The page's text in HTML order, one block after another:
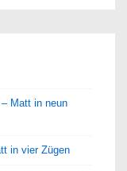
Matt in neun
in vier Zügen